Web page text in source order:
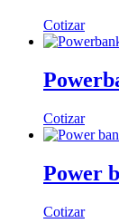
Cotizar
Cotizar
Power
Cotizar